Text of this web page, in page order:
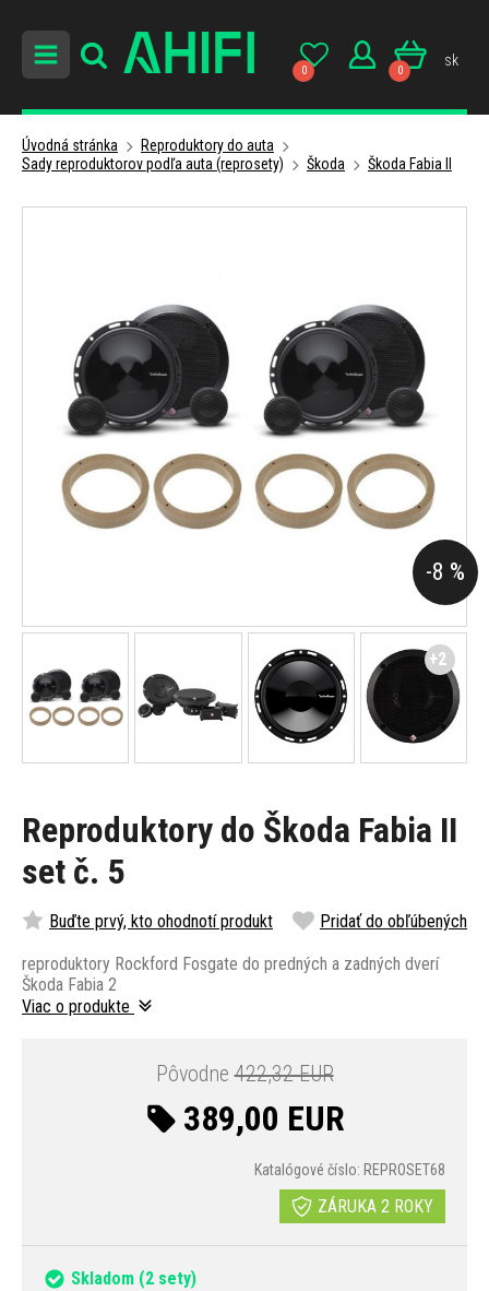
0 0
sk
Úvodná stránka
Reproduktory do auta
Sady reproduktorov podľa auta (reprosety)
Škoda Škoda Fabia II
Reproduktory do Škoda Fabia II
set č. 5
Buďte prvý, kto ohodnotí produkt Pridať do obľúbených
reproduktory Rockford Fosgate do predných a zadných dverí
Škoda Fabia 2
Viac o produkte
Pôvodne422,32 EUR
389,00 EUR
Katalógové číslo: REPROSET68
ZÁRUKA 2 ROKY
Skladom (2 sety)
-8 %
+2